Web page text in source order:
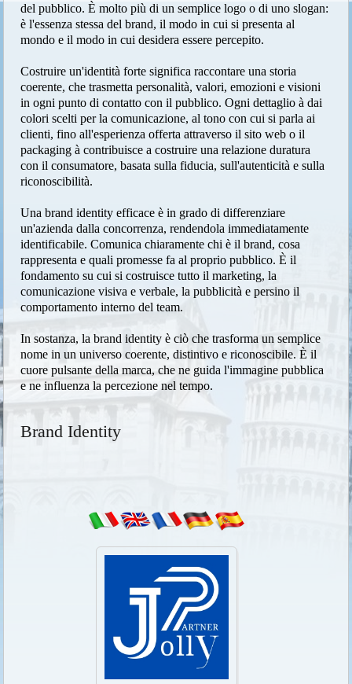
del pubblico. È molto più di un semplice logo o di uno slogan:
è l'essenza stessa del brand, il modo in cui si presenta al
mondo e il modo in cui desidera essere percepito.
Costruire un'identità forte significa raccontare una storia
coerente, che trasmetta personalità, valori, emozioni e visioni
in ogni punto di contatto con il pubblico. Ogni dettaglio à dai
colori scelti per la comunicazione, al tono con cui si parla ai
clienti, fino all'esperienza offerta attraverso il sito web o il
packaging à contribuisce a costruire una relazione duratura
con il consumatore, basata sulla fiducia, sull'autenticità e sulla
riconoscibilità.
Una brand identity efficace è in grado di differenziare
un'azienda dalla concorrenza, rendendola immediatamente
identificabile. Comunica chiaramente chi è il brand, cosa
rappresenta e quali promesse fa al proprio pubblico. È il
fondamento su cui si costruisce tutto il marketing, la
comunicazione visiva e verbale, la pubblicità e persino il
comportamento interno del team.
In sostanza, la brand identity è ciò che trasforma un semplice
nome in un universo coerente, distintivo e riconoscibile. È il
cuore pulsante della marca, che ne guida l'immagine pubblica
e ne influenza la percezione nel tempo.
Brand Identity